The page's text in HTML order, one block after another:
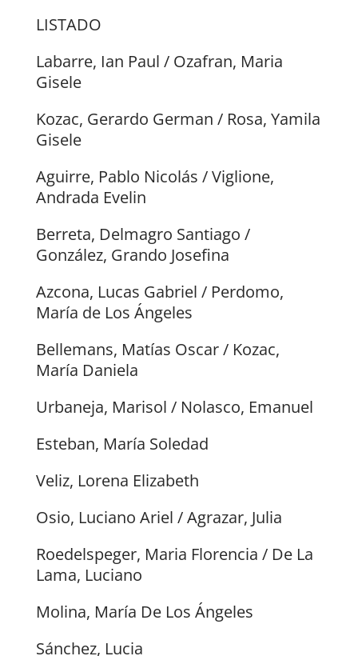
LISTADO
Labarre, Ian Paul / Ozafran, Maria
Gisele
Kozac, Gerardo German / Rosa, Yamila
Gisele
Aguirre, Pablo Nicolás / Viglione,
Andrada Evelin
Berreta, Delmagro Santiago /
González, Grando Josefina
Azcona, Lucas Gabriel / Perdomo,
María de Los Ángeles
Bellemans, Matías Oscar / Kozac,
María Daniela
Urbaneja, Marisol / Nolasco, Emanuel
Esteban, María Soledad
Veliz, Lorena Elizabeth
Osio, Luciano Ariel / Agrazar, Julia
Roedelspeger, Maria Florencia / De La
Lama, Luciano
Molina, María De Los Ángeles
Sánchez, Lucia